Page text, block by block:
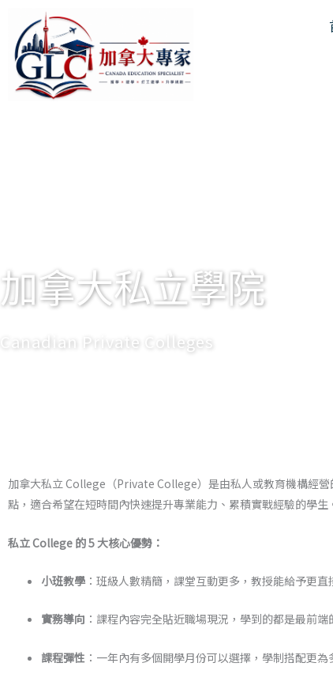
加拿大私立學院
Canadian Private Colleges
加拿大私立 College（Private College）是由私人或教育機構經
點，適合希望在短時間內快速提升專業能力、累積實戰經驗的學生
私立 College 的 5 大核心優勢：
小班教學：班級人數精簡，課堂互動更多，教授能給予更直
實務導向 ：課程內容完全貼近職場現況，學到的都是最前端
課程彈性 ：一年內有多個開學月份可以選擇，學制搭配更為